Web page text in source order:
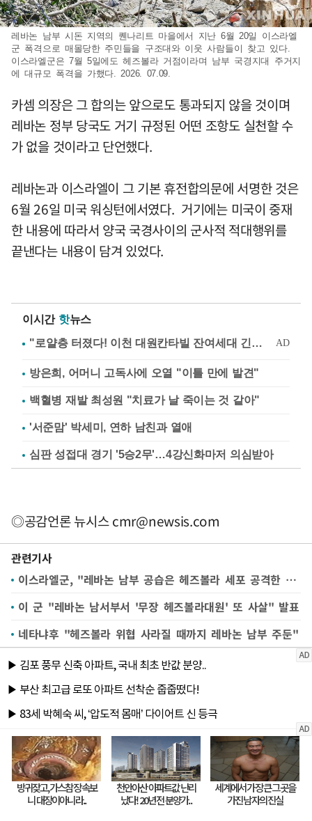
레바논 남부 시돈 지역의 퀜나리트 마을에서 지난 6월 20일 이스라엘
군 폭격으로 매몰당한 주민들을 구조대와 이웃 사람들이 찾고 있다.
이스라엘군은 7월 5일에도 헤즈볼라 거점이라며 남부 국경지대 주거지
에 대규모 폭격을 가했다. 2026. 07.09.
카셈 의장은 그 합의는 앞으로도 통과되지 않을 것이며
레바논 정부 당국도 거기 규정된 어떤 조항도 실천할 수
가 없을 것이라고 단언했다.
레바논과 이스라엘이 그 기본 휴전합의문에 서명한 것은
6월 26일 미국 워싱턴에서였다. 거기에는 미국이 중재
한 내용에 따라서 양국 국경사이의 군사적 적대행위를
끝낸다는 내용이 담겨 있었다.
이시간 핫뉴스
방은희, 어머니 고독사에 오열 "이틀 만에 발견"
백혈병 재발 최성원 "치료가 날 죽이는 것 같아"
'서준맘' 박세미, 연하 남친과 열애
심판 성접대 경기 '5승2무'…4강신화마저 의심받아
◎공감언론 뉴시스cmr@newsis.com
관련기사
이스라엘군, "레바논 남부 공습은 헤즈볼라 세포 공격한 것"
이 군 "레바논 남서부서 '무장 헤즈볼라대원' 또 사살" 발표
네타냐후 "헤즈볼라 위협 사라질 때까지 레바논 남부 주둔"